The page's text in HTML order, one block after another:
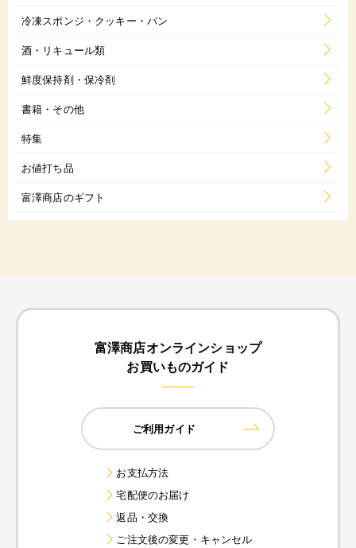
冷凍スポンジ・クッキー・パン
酒・リキュール類
鮮度保持剤・保冷剤
書籍・その他
特集
お値打ち品
富澤商店のギフト
富澤商店オンラインショップ
お買いものガイド
ご利用ガイド
お支払方法
宅配便のお届け
返品・交換
ご注文後の変更・キャンセル